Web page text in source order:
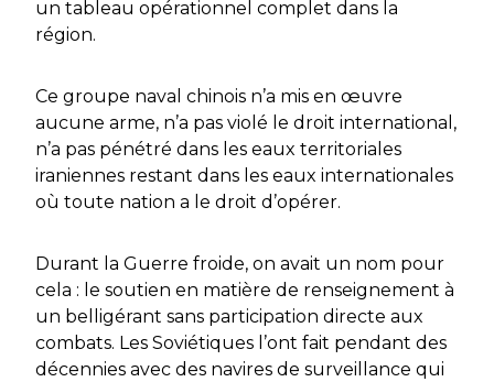
un tableau opérationnel complet dans la
région.
Ce groupe naval chinois n’a mis en œuvre
aucune arme, n’a pas violé le droit international,
n’a pas pénétré dans les eaux territoriales
iraniennes restant dans les eaux internationales
où toute nation a le droit d’opérer.
Durant la Guerre froide, on avait un nom pour
cela : le soutien en matière de renseignement à
un belligérant sans participation directe aux
combats. Les Soviétiques l’ont fait pendant des
décennies avec des navires de surveillance qui